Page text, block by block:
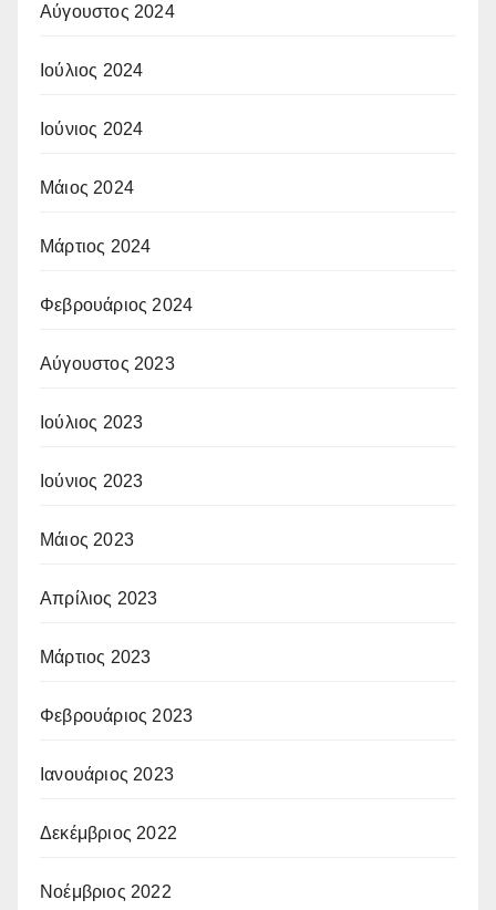
Αύγουστος 2024
Ιούλιος 2024
Ιούνιος 2024
Μάιος 2024
Μάρτιος 2024
Φεβρουάριος 2024
Αύγουστος 2023
Ιούλιος 2023
Ιούνιος 2023
Μάιος 2023
Απρίλιος 2023
Μάρτιος 2023
Φεβρουάριος 2023
Ιανουάριος 2023
Δεκέμβριος 2022
Νοέμβριος 2022